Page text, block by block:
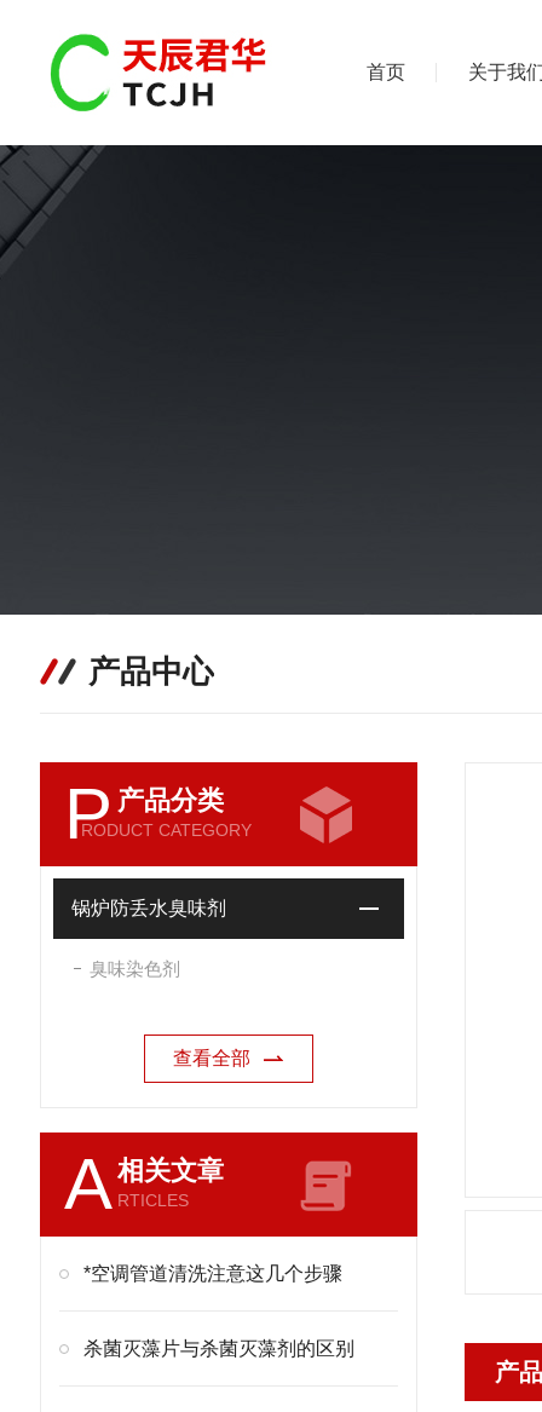
首页 关于我
产品中心
P 产品分类
RODUCT CATEGORY
锅炉防丢水臭味剂
臭味染色剂
查看全部
A相关文章
RTICLES
*空调管道清洗注意这几个步骤
杀菌灭藻片与杀菌灭藻剂的区别
产